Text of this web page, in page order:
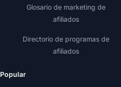
Glosario de marketing de
afiliados
Directorio de programas de
afiliados
Popular